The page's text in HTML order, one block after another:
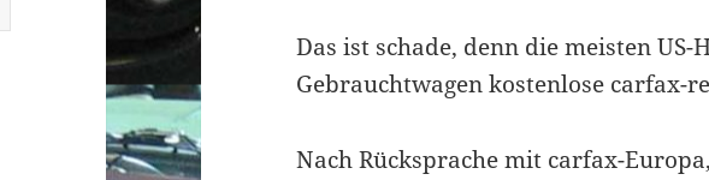
Das ist schade, denn die meisten
Gebrauchtwagen kostenlose carfax-
Nach Rücksprache mit carfax-